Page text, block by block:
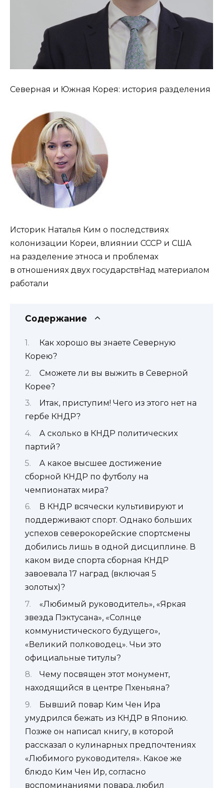
Северная и Южная Корея: история разделения
Историк Наталья Ким о последствиях
колонизации Кореи, влиянии СССР и США
на разделение этноса и проблемах
в отношениях двух государствНад материалом
работали
Содержание
Как хорошо вы знаете Северную
Корею?
Сможете ли вы выжить в Северной
Корее?
Итак, приступим! Чего из этого нет на
гербе КНДР?
А сколько в КНДР политических
партий?
А какое высшее достижение
сборной КНДР по футболу на
чемпионатах мира?
В КНДР всячески культивируют и
поддерживают спорт. Однако больших
успехов северокорейские спортсмены
добились лишь в одной дисциплине. В
каком виде спорта сборная КНДР
завоевала 17 наград (включая 5
золотых)?
«Любимый руководитель», «Яркая
звезда Пэктусана», «Солнце
коммунистического будущего»,
«Великий полководец». Чьи это
официальные титулы?
Чему посвящен этот монумент,
находящийся в центре Пхеньяна?
Бывший повар Ким Чен Ира
умудрился бежать из КНДР в Японию.
Позже он написал книгу, в которой
рассказал о кулинарных предпочтениях
«Любимого руководителя». Какое же
блюдо Ким Чен Ир, согласно
воспоминаниями повара, любил